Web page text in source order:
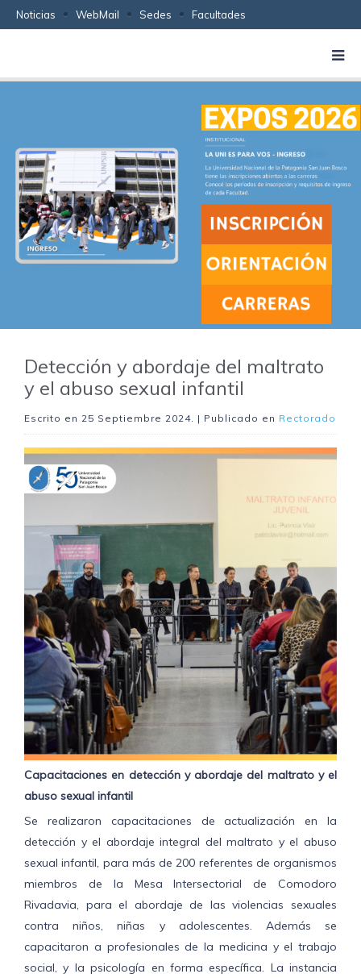
Noticias WebMail Sedes Facultades
Detección y abordaje del maltrato
y el abuso sexual infantil
Escrito en 25 Septiembre 2024. | Publicado en Rectorado
Capacitaciones en detección y abordaje del maltrato y el
abuso sexual infantil
Se realizaron capacitaciones de actualización en la
detección y el abordaje integral del maltrato y el abuso
sexual infantil, para más de 200 referentes de organismos
miembros de la Mesa Intersectorial de Comodoro
Rivadavia, para el abordaje de las violencias sexuales
contra niños, niñas y adolescentes. Además se
capacitaron a profesionales de la medicina y el trabajo
social, y la psicología en forma específica. La instancia